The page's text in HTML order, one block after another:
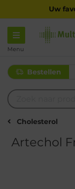
Uw
Menu
Bestellen
Cholesterol
Artechol